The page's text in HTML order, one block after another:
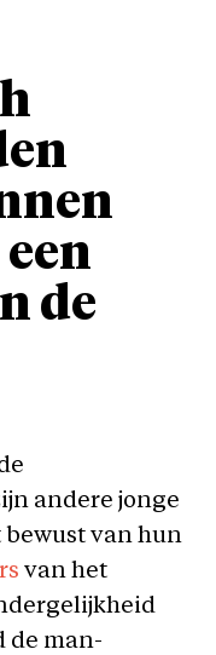
de
andere jonge
van hun
van het
de man-